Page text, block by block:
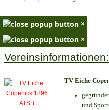
×
×
Vereinsinformationen:
TV Eiche
und